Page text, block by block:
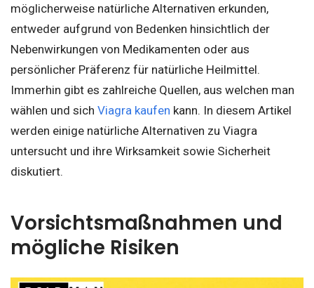
möglicherweise natürliche Alternativen erkunden,
entweder aufgrund von Bedenken hinsichtlich der
Nebenwirkungen von Medikamenten oder aus
persönlicher Präferenz für natürliche Heilmittel.
Immerhin gibt es zahlreiche Quellen, aus welchen man
wählen und sich Viagra kaufen kann. In diesem Artikel
werden einige natürliche Alternativen zu Viagra
untersucht und ihre Wirksamkeit sowie Sicherheit
diskutiert.
Vorsichtsmaßnahmen und
mögliche Risiken